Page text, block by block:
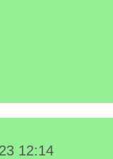
12:14